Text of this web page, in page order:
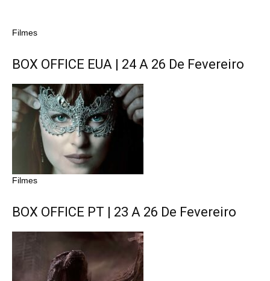
Filmes
BOX OFFICE EUA | 24 A 26 De Fevereiro
Filmes
BOX OFFICE PT | 23 A 26 De Fevereiro